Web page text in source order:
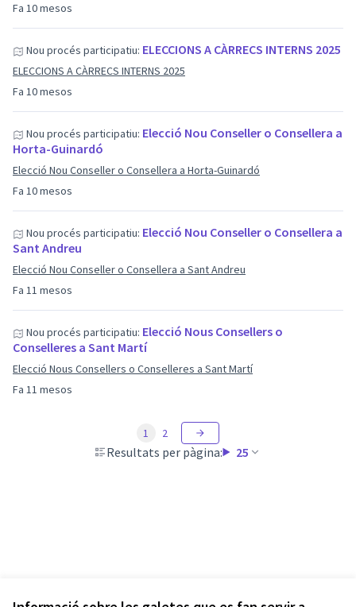
Fa 10 mesos
Fa 10 mesos
Nou procés participatiu: ELECCIONS A CÀRRECS INTERNS 2025
ELECCIONS A CÀRRECS INTERNS 2025
Fa 10 mesos
Nou procés participatiu: Elecció Nou Conseller o Consellera a
Horta-Guinardó
Elecció Nou Conseller o Consellera a Horta-Guinardó
Fa 11 mesos
Nou procés participatiu: Elecció Nou Conseller o Consellera a
Sant Andreu
Elecció Nou Conseller o Consellera a Sant Andreu
Fa 11 mesos
Nou procés participatiu: Elecció Nous Consellers o
Conselleres a Sant Martí
Elecció Nous Consellers o Conselleres a Sant Martí
Resultats per pàgina: 25
1 2